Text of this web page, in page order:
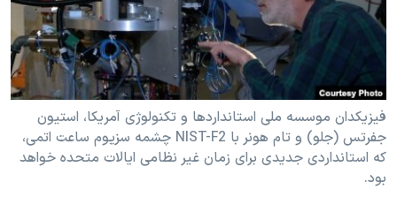
فرهنگ و زندگی
حقوق شهروندی
اقتصادی
علم و فناوری
اسرائیل در جنگ
انتخابات ریاست جمهوری آمریکا ۲۰۲۴
حمله جمهوری اسلامی به اسرائیل
رمز مهسا
ورزش زنان در ایران
دنبال کنید
زبانهای مختلف
فیزیکدان موسسه ملی استانداردها و تکنولوژی آمريکا، استیون
جفرتس (جلو) و تام هونر با NIST-F2 چشمه سزیوم ساعت اتمی،
که استانداردی جديدی برای زمان غیر نظامی ایالات متحده خواهد
بود.